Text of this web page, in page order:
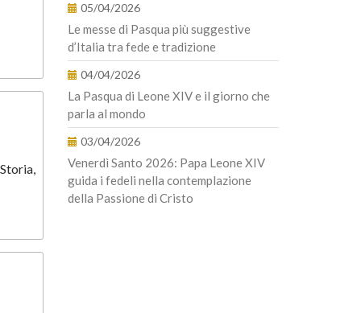
05/04/2026
Le messe di Pasqua più suggestive
d’Italia tra fede e tradizione
04/04/2026
La Pasqua di Leone XIV e il giorno che
parla al mondo
03/04/2026
Venerdì Santo 2026: Papa Leone XIV
guida i fedeli nella contemplazione
della Passione di Cristo